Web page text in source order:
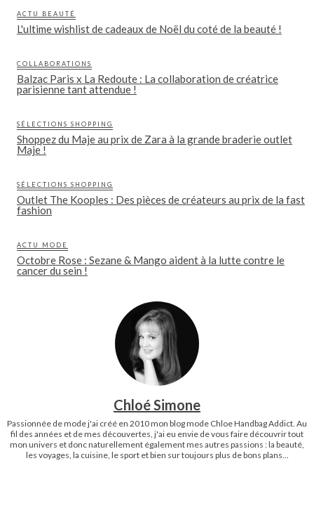
ACTU BEAUTÉ
L'ultime wishlist de cadeaux de Noël du coté de la beauté !
COLLABORATIONS
Balzac Paris x La Redoute : La collaboration de créatrice
parisienne tant attendue !
SÉLECTIONS SHOPPING
Shoppez du Maje au prix de Zara à la grande braderie outlet
Maje !
SÉLECTIONS SHOPPING
Outlet The Kooples : Des pièces de créateurs au prix de la fast
fashion
ACTU MODE
Octobre Rose : Sezane & Mango aident à la lutte contre le
cancer du sein !
Chloé Simone
Passionnée de mode j'ai créé en 2010 mon blog mode Chloe Handbag Addict. Au
fil des années et de mes découvertes, j'ai eu envie de vous faire découvrir tout
mon univers et donc naturellement également mes autres passions : la beauté,
les voyages, la cuisine, le sport et bien sur toujours plus de bons plans...